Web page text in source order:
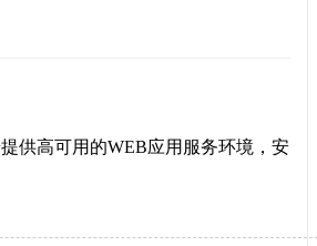
供高可用的WEB应用服务环境，安